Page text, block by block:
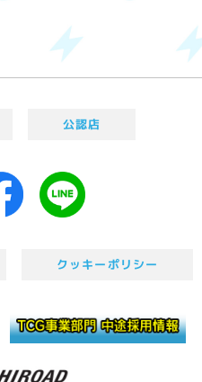
公認店
クッキーポリシー